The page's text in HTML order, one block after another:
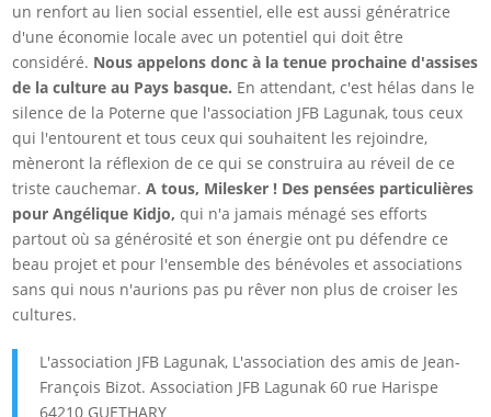
un renfort au lien social essentiel, elle est aussi génératrice
d'une économie locale avec un potentiel qui doit être
considéré. Nous appelons donc à la tenue prochaine d'assises
de la culture au Pays basque. En attendant, c'est hélas dans le
silence de la Poterne que l'association JFB Lagunak, tous ceux
qui l'entourent et tous ceux qui souhaitent les rejoindre,
mèneront la réflexion de ce qui se construira au réveil de ce
triste cauchemar.A tous, Milesker ! Des pensées particulières
pour Angélique Kidjo, qui n'a jamais ménagé ses efforts
partout où sa générosité et son énergie ont pu défendre ce
beau projet et pour l'ensemble des bénévoles et associations
sans qui nous n'aurions pas pu rêver non plus de croiser les
cultures.
L'association JFB Lagunak, L'association des amis de Jean-
François Bizot. Association JFB Lagunak 60 rue Harispe
64210 GUETHARY